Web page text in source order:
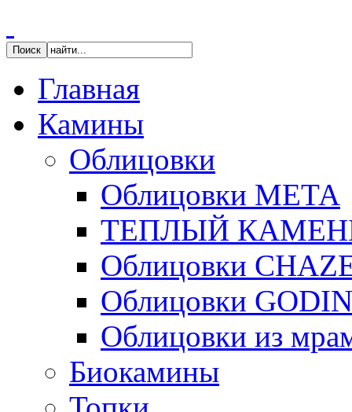
Главная
Камины
Облицовки
Облицовки МЕТА
ТЕПЛЫЙ
Облицовки
Облицовки GODIN
Облицовки из
Биокамины